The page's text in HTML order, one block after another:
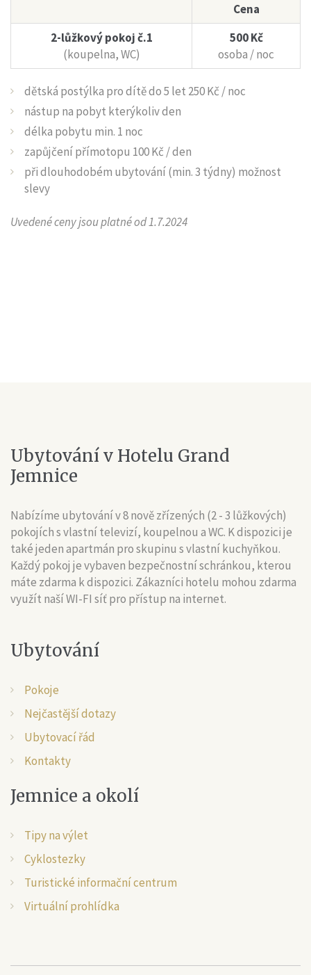
Cena
2-lůžkový pokoj č.1
(koupelna, WC)
500 Kč
osoba / noc
dětská postýlka pro dítě do 5 let 250 Kč / noc
nástup na pobyt kterýkoliv den
délka pobytu min. 1 noc
zapůjčení přímotopu 100 Kč / den
při dlouhodobém ubytování (min. 3 týdny) možnost
slevy
Uvedené ceny jsou platné od 1.7.2024
Ubytovánív Hotelu Grand
Jemnice
Nabízíme ubytování v 8 nově zřízených (2 - 3 lůžkových)
pokojích s vlastní televizí, koupelnou a WC. K dispozici je
také jeden apartmán pro skupinu s vlastní kuchyňkou.
Každý pokoj je vybaven bezpečnostní schránkou, kterou
máte zdarma k dispozici. Zákazníci hotelu mohou zdarma
využít naší WI-FI síť pro přístup na internet.
Ubytování
Pokoje
Nejčastější dotazy
Ubytovací řád
Kontakty
Jemnice a okolí
Tipy na výlet
Cyklostezky
Turistické informační centrum
Virtuální prohlídka